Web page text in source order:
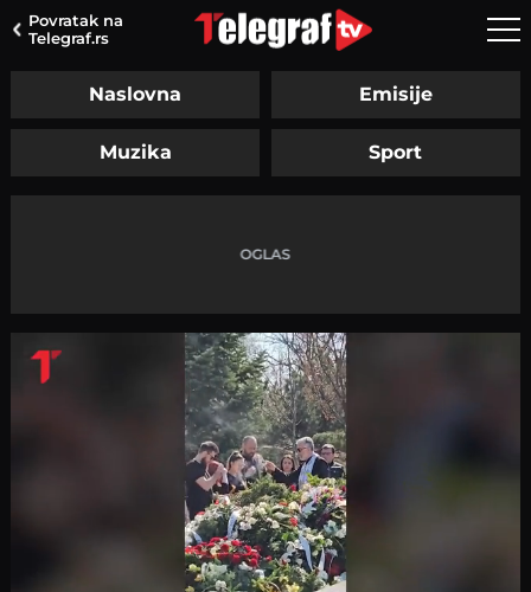
Povratak na
Telegraf.rs
Naslovna Emisije
Muzika Sport